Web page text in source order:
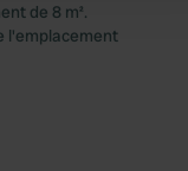
de 8 m².
l'emplacement